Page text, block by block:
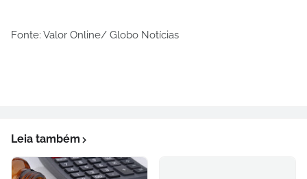
Fonte: Valor Online/ Globo Notícias
Leia também